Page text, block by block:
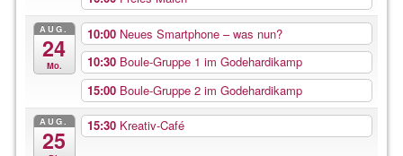
AUG.
24
Mo.
10:00 Neues Smartphone – was nun?
10:30 Boule-Gruppe 1 im Godehardikamp
15:00 Boule-Gruppe 2 im Godehardikamp
AUG.
25
15:30 Kreativ-Café